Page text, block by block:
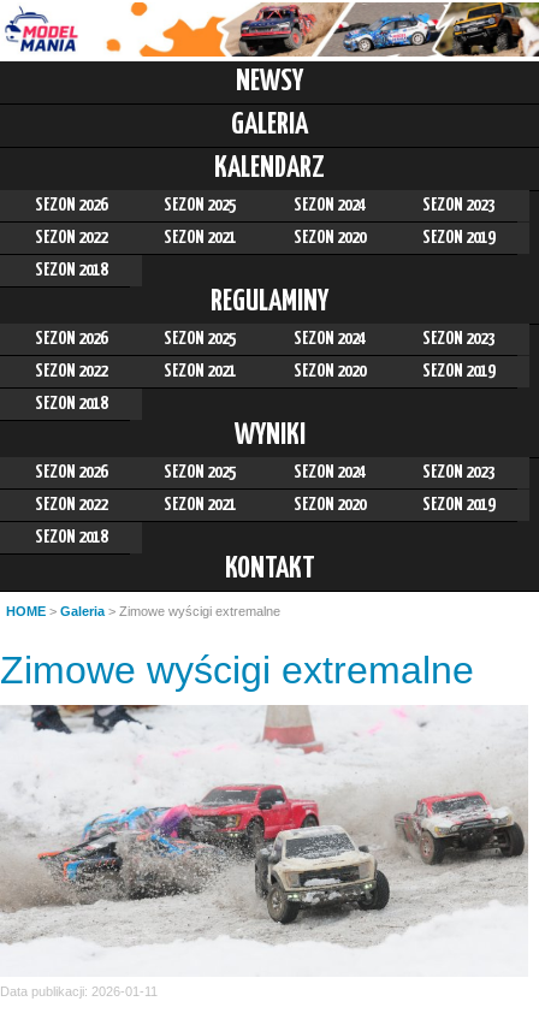
NEWSY
GALERIA
KALENDARZ
SEZON 2026 SEZON 2025 SEZON 2024
SEZON 2023
SEZON 2022
SEZON 2021 SEZON 2020
SEZON 2019
SEZON 2018
REGULAMINY
SEZON 2026 SEZON 2025 SEZON 2024
SEZON 2023
SEZON 2022
SEZON 2021 SEZON 2020
SEZON 2019
SEZON 2018
WYNIKI
SEZON 2026 SEZON 2025 SEZON 2024
SEZON 2023
SEZON 2022
SEZON 2021 SEZON 2020
SEZON 2019
SEZON 2018
KONTAKT
HOME > Galeria > Zimowe wyścigi extremalne
Zimowe wyścigi extremalne
Data publikacji: 2026-01-11